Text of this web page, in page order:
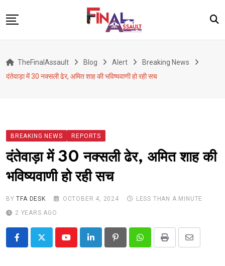
to
War
Alert
Viral
Classified
About Us
TheFinalAssault Blog Alert
Breaking News
दंतेवाड़ा में 30 नक्सली ढेर, अमित शाह की भविष्यवाणी हो रही सच
BREAKING NEWS REPORTS
दंतेवाड़ा में 30 नक्सली ढेर, अमित शाह की
भविष्यवाणी हो रही सच
BYTFA DESK OCTOBER 4, 2024
LESS THAN A MINUTE
2 YEARS AGO
YoutubeLinkedIn PinterestWhatsappPrint
Share